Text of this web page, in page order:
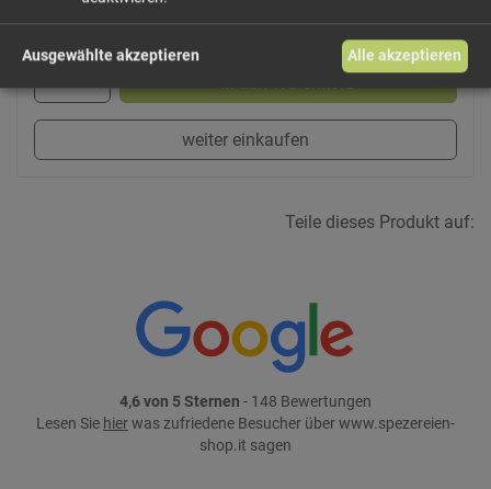
weiter einkaufen
Teile dieses Produkt auf:
4,6 von 5 Sternen - 148 Bewertungen
Lesen Sie hierwas zufriedene Besucher über www.spezereien-
shop.it sagen
Ausgewählte akzeptieren Alle akzeptieren